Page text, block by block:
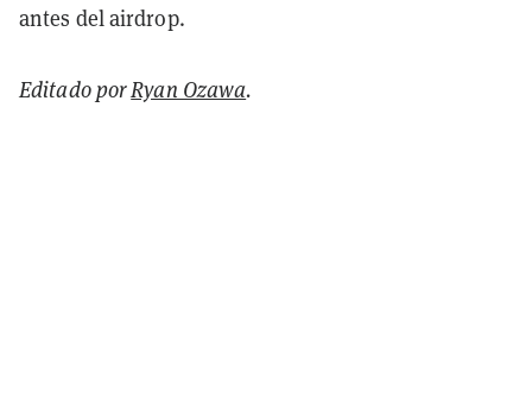
antes del airdrop.
Editado porRyan Ozawa.